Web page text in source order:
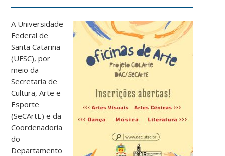
A Universidade
Federal de
Santa Catarina
(UFSC), por
meio da
Secretaria de
Cultura, Arte e
Esporte
(SeCArtE) e da
Coordenadoria
do
Departamento